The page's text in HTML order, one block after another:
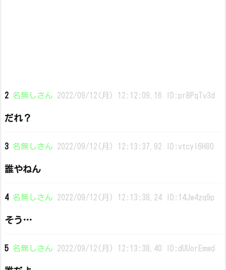
2 名無しさん 2022/09/12(月) 12:12:09.16 ID:prBPqTv3d
だれ？
3 名無しさん 2022/09/12(月) 12:13:37.92 ID:vtcyI6H80
誰やねん
4 名無しさん 2022/09/12(月) 12:13:38.24 ID:14Jw4zq9p
そう…
5 名無しさん 2022/09/12(月) 12:13:38.40 ID:dUUorEmwd